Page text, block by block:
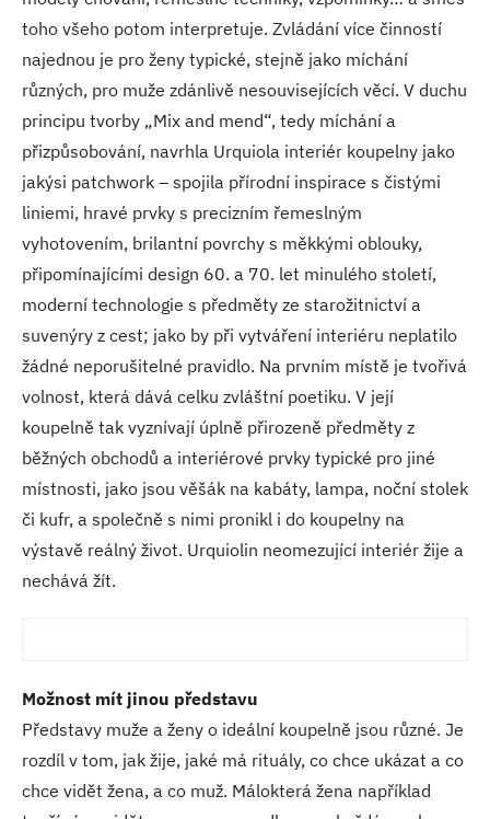
toho všeho potom interpretuje. Zvládání více činností
najednou je pro ženy typické, stejně jako míchání
různých, pro muže zdánlivě nesouvisejících věcí. V duchu
principu tvorby „Mix and mend“, tedy míchání a
přizpůsobování, navrhla Urquiola interiér koupelny jako
jakýsi patchwork – spojila přírodní inspirace s čistými
liniemi, hravé prvky s precizním řemeslným
vyhotovením, brilantní povrchy s měkkými oblouky,
připomínajícími design 60. a 70. let minulého století,
moderní technologie s předměty ze starožitnictví a
suvenýry z cest; jako by při vytváření interiéru neplatilo
žádné neporušitelné pravidlo. Na prvním místě je tvořivá
volnost, která dává celku zvláštní poetiku. V její
koupelně tak vyznívají úplně přirozeně předměty z
běžných obchodů a interiérové prvky typické pro jiné
místnosti, jako jsou věšák na kabáty, lampa, noční stolek
či kufr, a společně s nimi pronikl i do koupelny na
výstavě reálný život. Urquiolin neomezující interiér žije a
nechává žít.
Možnost mít jinou představu
Představy muže a ženy o ideální koupelně jsou různé. Je
rozdíl v tom, jak žije, jaké má rituály, co chce ukázat a co
chce vidět žena, a co muž. Málokterá žena například